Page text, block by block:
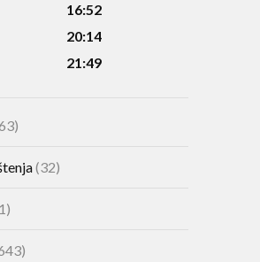
16:52
20:14
21:49
(32)